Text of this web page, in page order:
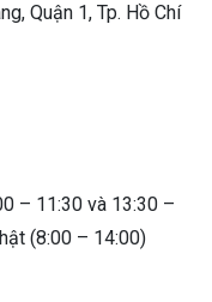
Quận 1, Tp. Hồ Chí
– 11:30 và 13:30 –
(8:00 – 14:00)